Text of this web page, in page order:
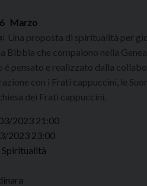
Marzo
Una proposta di spiritualità per
Bibbia che compaiono nella
é pensato e realizzato dalla
con i Frati cappuccini, le
dei Frati cappuccini.
2023 21:00
2023 23:00
Spiritualità